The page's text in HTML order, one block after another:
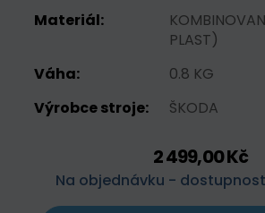
Materiál:
PLAST)
Váha:
0.8 KG
Výrobce stroje:
ŠKODA
2 499,00 Kč
Na objednávku -